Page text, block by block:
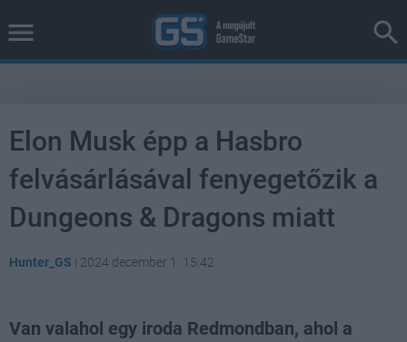
Elon Musk épp a Hasbro
felvásárlásával fenyegetőzik a
Dungeons & Dragons miatt
Hunter_GS | 2024 december 1. 15:42
Van valahol egy iroda Redmondban, ahol a